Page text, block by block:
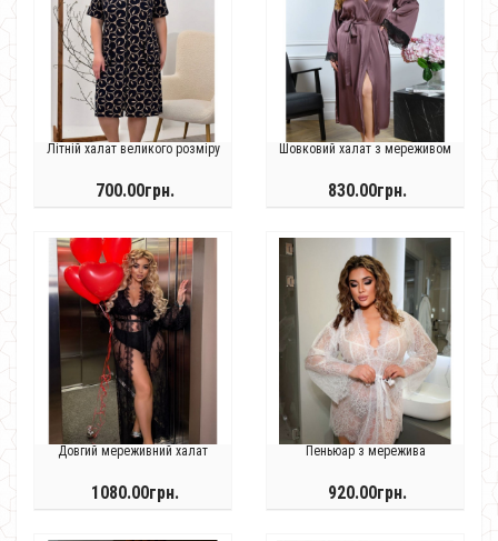
Літній халат великого розміру
700.00грн.
Шовковий халат з мереживом
830.00грн.
Довгий мереживний халат
1080.00грн.
Пеньюар з мережива
920.00грн.